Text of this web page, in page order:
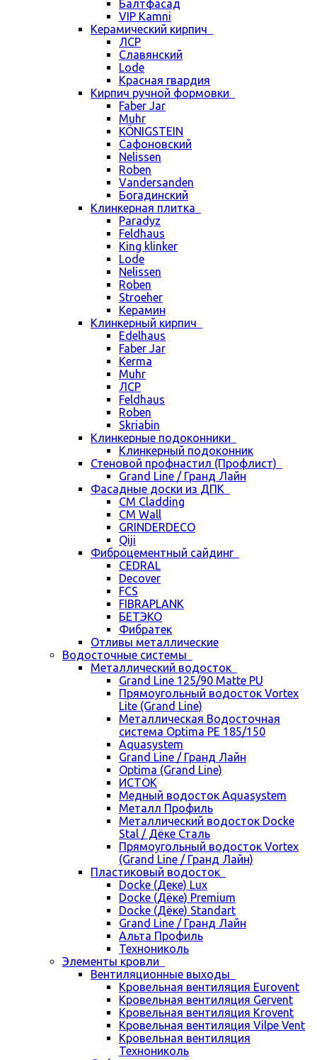
Балтфасад
VIP Kamni
Керамический кирпич
ЛСР
Славянский
Lode
Красная гвардия
Кирпич ручной формовки
Faber Jar
Muhr
KÖNIGSTEIN
Сафоновский
Nelissen
Roben
Vandersanden
Богадинский
Клинкерная плитка
Paradyz
Feldhaus
King klinker
Lode
Nelissen
Roben
Stroeher
Керамин
Клинкерный кирпич
Edelhaus
Faber Jar
Kerma
Muhr
ЛСР
Feldhaus
Roben
Skriabin
Клинкерные подоконники
Клинкерный подоконник
Стеновой профнастил (Профлист)
Grand Line / Гранд Лайн
Фасадные доски из ДПК
CM Cladding
CM Wall
GRINDERDECO
Qiji
Фиброцементный сайдинг
CEDRAL
Decover
FCS
FIBRAPLANK
БЕТЭКО
Фибратек
Отливы металлические
Водосточные системы
Металлический водосток
Grand Line 125/90 Matte PU
Прямоугольный водосток Vortex
Lite (Grand Line)
Металлическая Водосточная
система Optima PE 185/150
Aquasystem
Grand Line / Гранд Лайн
Optima (Grand Line)
ИСТОК
Медный водосток Aquasystem
Металл Профиль
Металлический водосток Docke
Stal / Дёке Сталь
Прямоугольный водосток Vortex
(Grand Line / Гранд Лайн)
Пластиковый водосток
Docke (Деке) Lux
Docke (Дёке) Premium
Docke (Дёке) Standart
Grand Line / Гранд Лайн
Альта Профиль
Технониколь
Элементы кровли
Вентиляционные выходы
Кровельная вентиляция Eurovent
Кровельная вентиляция Gervent
Кровельная вентиляция Krovent
Кровельная вентиляция Vilpe Vent
Кровельная вентиляция
Технониколь